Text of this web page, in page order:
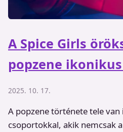
A Spice Girls
popzene
2025. 10. 17.
A popzene története tele
csoportokkal, akik nemcsak